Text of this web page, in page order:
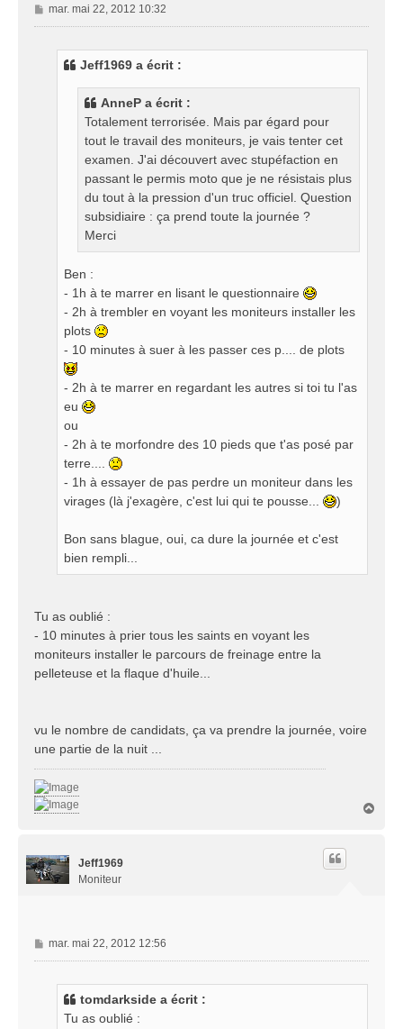
M
e
mar. mai 22, 2012 10:32
Jeff1969 a écrit :
AnneP a écrit :
Totalement terrorisée. Mais par égard pour
tout le travail des moniteurs, je vais tenter cet
examen. J'ai découvert avec stupéfaction en
passant le permis moto que je ne résistais plus
du tout à la pression d'un truc officiel. Question
subsidiaire : ça prend toute la journée ?
Merci
Ben :
- 1h à te marrer en lisant le questionnaire
- 2h à trembler en voyant les moniteurs installer les
plots
- 10 minutes à suer à les passer ces p.... de plots
- 2h à te marrer en regardant les autres si toi tu l'as
eu
ou
- 2h à te morfondre des 10 pieds que t'as posé par
terre....
- 1h à essayer de pas perdre un moniteur dans les
virages (là j'exagère, c'est lui qui te pousse...
)
Bon sans blague, oui, ca dure la journée et c'est
bien rempli...
Tu as oublié :
- 10 minutes à prier tous les saints en voyant les
moniteurs installer le parcours de freinage entre la
pelleteuse et la flaque d'huile...
vu le nombre de candidats, ça va prendre la journée, voire
une partie de la nuit ...
Jeff1969
Moniteur
M
e
mar. mai 22, 2012 12:56
tomdarkside a écrit :
Tu as oublié :